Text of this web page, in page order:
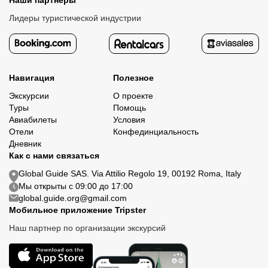
Лидеры туристической индустрии
Навигация
Экскурсии
Туры
Авиабилеты
Отели
Дневник
Полезное
О проекте
Помощь
Условия
Конфединциальность
Как с нами связаться
Global Guide SAS. Via Attilio Regolo 19, 00192 Roma, Italy
Мы открыты с 09:00 до 17:00
global.guide.org@gmail.com
Мобильное приложение Tripster
Наш партнер по организации экскурсий